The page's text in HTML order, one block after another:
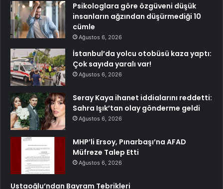
Psikologlara göre özgüveni düşük
insanların ağzından düşürmediği 10
cümle
Ağustos 6, 2026
İstanbul’da yolcu otobüsü kaza yaptı:
Çok sayıda yaralı var!
Ağustos 6, 2026
Seray Kaya ihanet iddialarını reddetti:
Sahra Işık’tan olay gönderme geldi
Ağustos 6, 2026
MHP’li Ersoy, Pınarbaşı’na AFAD
Müfreze Talep Etti
Ağustos 6, 2026
Ustaoğlu’ndan Bayram Tebrikleri